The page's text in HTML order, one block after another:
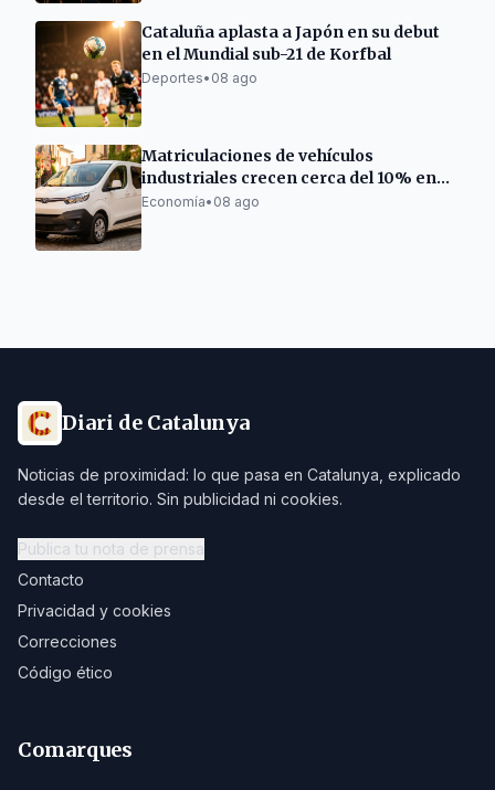
Cataluña aplasta a Japón en su debut
en el Mundial sub-21 de Korfbal
Deportes• 08 ago
Matriculaciones de vehículos
industriales crecen cerca del 10% en
Cataluña
Economía• 08 ago
Diari de Catalunya
Noticias de proximidad: lo que pasa en Catalunya, explicado
desde el territorio. Sin publicidad ni cookies.
Publica tu nota de prensa
Contacto
Privacidad y cookies
Correcciones
Código ético
Comarques